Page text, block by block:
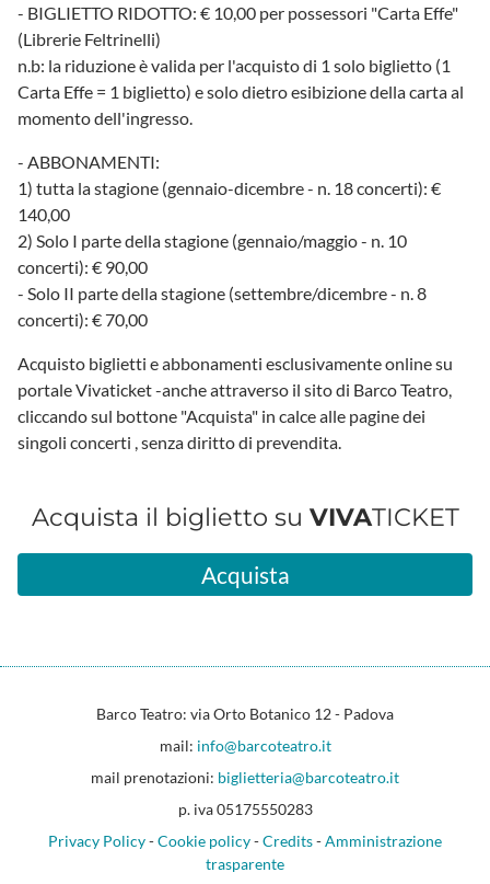
- BIGLIETTO RIDOTTO: € 10,00 per possessori "Carta Effe"
(Librerie Feltrinelli)
n.b: la riduzione è valida per l'acquisto di 1 solo biglietto (1
Carta Effe = 1 biglietto) e solo dietro esibizione della carta al
momento dell'ingresso.
- ABBONAMENTI:
1) tutta la stagione (gennaio-dicembre - n. 18 concerti): €
140,00
2) Solo I parte della stagione (gennaio/maggio - n. 10
concerti): € 90,00
- Solo II parte della stagione (settembre/dicembre - n. 8
concerti): € 70,00
Acquisto biglietti e abbonamenti esclusivamente online su
portale Vivaticket -anche attraverso il sito di Barco Teatro,
cliccando sul bottone "Acquista" in calce alle pagine dei
singoli concerti , senza diritto di prevendita.
Acquista il biglietto su VIVATICKET
Acquista
Barco Teatro: via Orto Botanico 12 - Padova
mail: info@barcoteatro.it
mail prenotazioni: biglietteria@barcoteatro.it
p. iva 05175550283
Privacy Policy-Cookie policy-Credits-Amministrazione
trasparente